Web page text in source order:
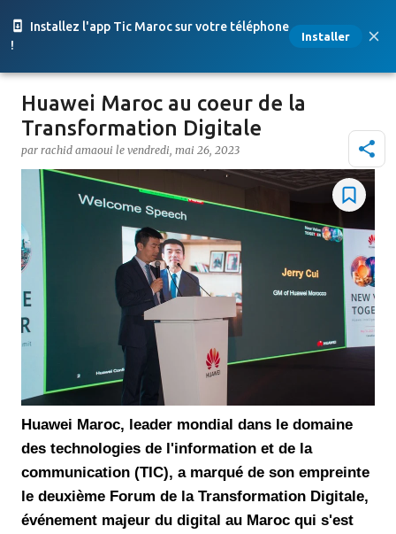
Installez l'app Tic Maroc sur votre téléphone
!
Installer
Accéder au contenu principal
Huawei Maroc au coeur de la
Transformation Digitale
par rachid amaoui le vendredi, mai 26, 2023
Huawei Maroc, leader mondial dans le domaine
des technologies de l'information et de la
communication (TIC), a marqué de son empreinte
le deuxième Forum de la Transformation Digitale,
événement majeur du digital au Maroc qui s'est